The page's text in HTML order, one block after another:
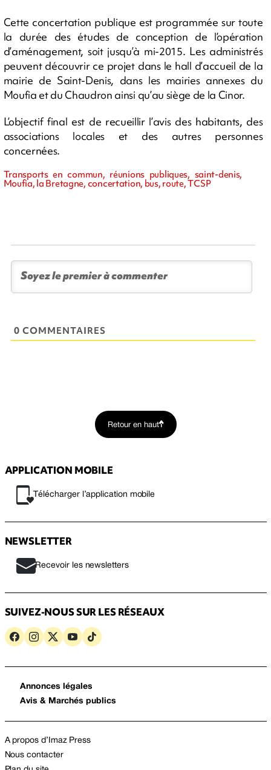
Cette concertation publique est programmée sur toute
la durée des études de conception de l’opération
d’aménagement, soit jusqu’à mi-2015. Les administrés
peuvent découvrir ce projet dans le hall d’accueil de la
mairie de Saint-Denis, dans les mairies annexes du
Moufia et du Chaudron ainsi qu’au siège de la Cinor.
L’objectif final est de recueillir l’avis des habitants, des
associations locales et des autres personnes
concernées.
Transports en commun, réunions publiques, saint-denis,
Moufia, la Bretagne, concertation, bus, route, TCSP
0 COMMENTAIRES
Retour en haut
APPLICATION MOBILE
Télécharger l’application mobile
NEWSLETTER
Recevoir les newsletters
SUIVEZ-NOUS SUR LES RÉSEAUX
Annonces légales
Avis & Marchés publics
A propos d’Imaz Press
Nous contacter